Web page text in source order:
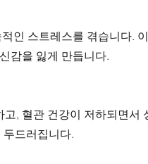
인 스트레스를 겪습니다.
감을 잃게 만듭니다.
, 혈관 건강이 저하되면서
드러집니다.